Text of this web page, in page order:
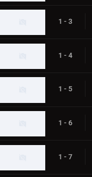
1 - 3
1 - 4
1 - 5
1 - 6
1 - 7